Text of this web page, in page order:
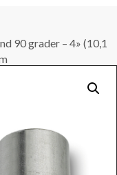
90 grader – 4» (10,1